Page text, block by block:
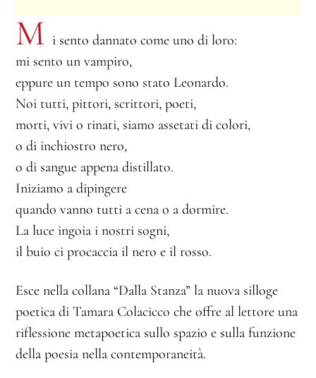
M i sento dannato come uno di loro:
mi sento un vampiro,
eppure un tempo sono stato Leonardo.
Noi tutti, pittori, scrittori, poeti,
morti, vivi o rinati, siamo assetati di colori,
o di inchiostro nero,
o di sangue appena distillato.
Iniziamo a dipingere
quando vanno tutti a cena o a dormire.
La luce ingoia i nostri sogni,
il buio ci procaccia il nero e il rosso.
Esce nella collana “Dalla Stanza” la nuova silloge
poetica di Tamara Colacicco che offre al lettore una
riflessione metapoetica sullo spazio e sulla funzione
della poesia nella contemporaneità.